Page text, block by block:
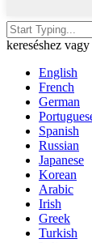
kereséshez
English
French
German
Spanish
Russian
Japanese
Korean
Arabic
Irish
Greek
Turkish